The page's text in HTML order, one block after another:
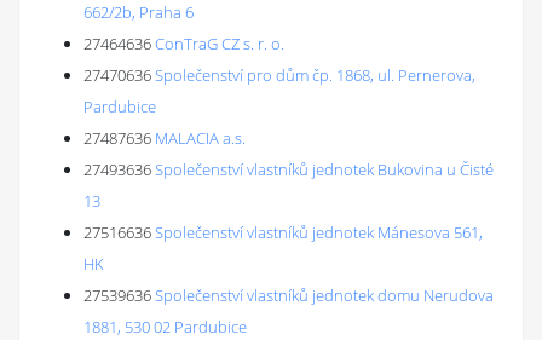
662/2b, Praha 6
27464636ConTraG CZ s. r. o.
27470636Společenství pro dům čp. 1868, ul. Pernerova,
Pardubice
27487636 MALACIA a.s.
27493636Společenství vlastníků jednotek Bukovina u Čisté
13
27516636Společenství vlastníků jednotek Mánesova 561,
HK
27539636Společenství vlastníků jednotek domu Nerudova
1881, 530 02 Pardubice